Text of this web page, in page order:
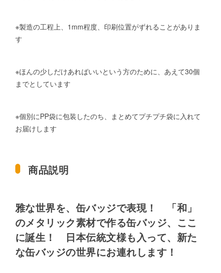
※製造の工程上、1mm程度、印刷位置がずれることがありま
す
※ほんの少しだけあればいいという方のために、あえて30個
までとしています
※個別にPP袋に包装したのち、まとめてプチプチ袋に入れて
お届けします
商品説明
雅な世界を、缶バッジで表現！ 「和」
のメタリック素材で作る缶バッジ、ここ
に誕生！ 日本伝統文様も入って、新た
な缶バッジの世界にお連れします！